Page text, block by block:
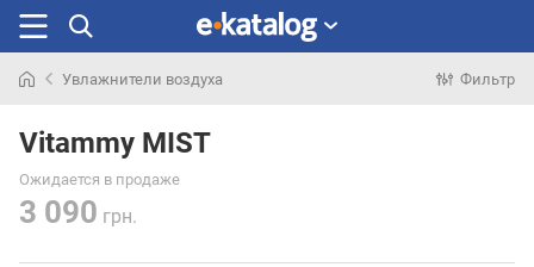
раньше
Увлажнители воздуха Фильтр
Vitammy MIST
Ожидается в продаже
3 090 грн.